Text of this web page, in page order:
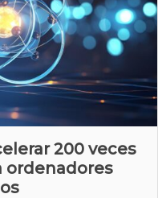
200 veces
ordenadores